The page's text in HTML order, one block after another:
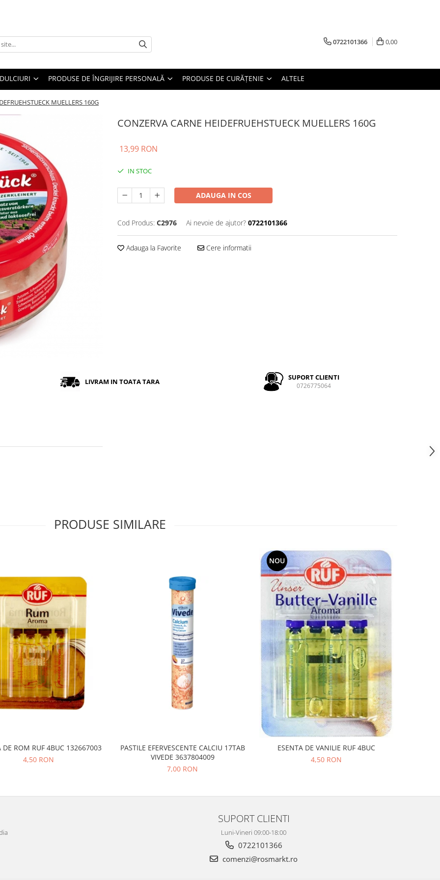
0722101366 0,00
DULCIURI PRODUSE DE ÎNGRIJIRE PERSONALĂ PRODUSE DE CURĂȚENIE ALTELE
MUELLERS 160G
CONZERVA CARNE HEIDEFRUEHSTUECK MUELLERS 160G
13,99 RON
IN STOC
ADAUGA IN COS
Cod Produs: C2976 Ai nevoie de ajutor? 0722101366
Adauga la Favorite Cere informatii
LIVRAM IN TOATA TARA SUPORT CLIENTI
0726775064
PRODUSE SIMILARE
DE ROM RUF 4BUC 132667003
4,50 RON
PASTILE EFERVESCENTE CALCIU 17TAB
VIVEDE 3637804009
7,00 RON
NOU
ESENTA DE VANILIE RUF 4BUC
4,50 RON
SUPORT CLIENTI
Luni-Vineri 09:00-18:00
0722101366
comenzi@rosmarkt.ro